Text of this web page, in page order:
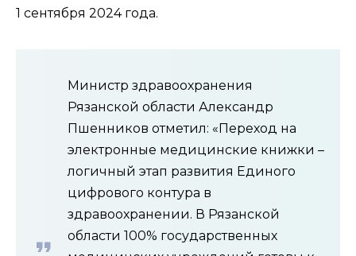
1 сентября 2024 года.
Министр здравоохранения
Рязанской области Александр
Пшенников отметил: «Переход на
электронные медицинские книжки –
логичный этап развития Единого
цифрового контура в
здравоохранении. В Рязанской
области 100% государственных